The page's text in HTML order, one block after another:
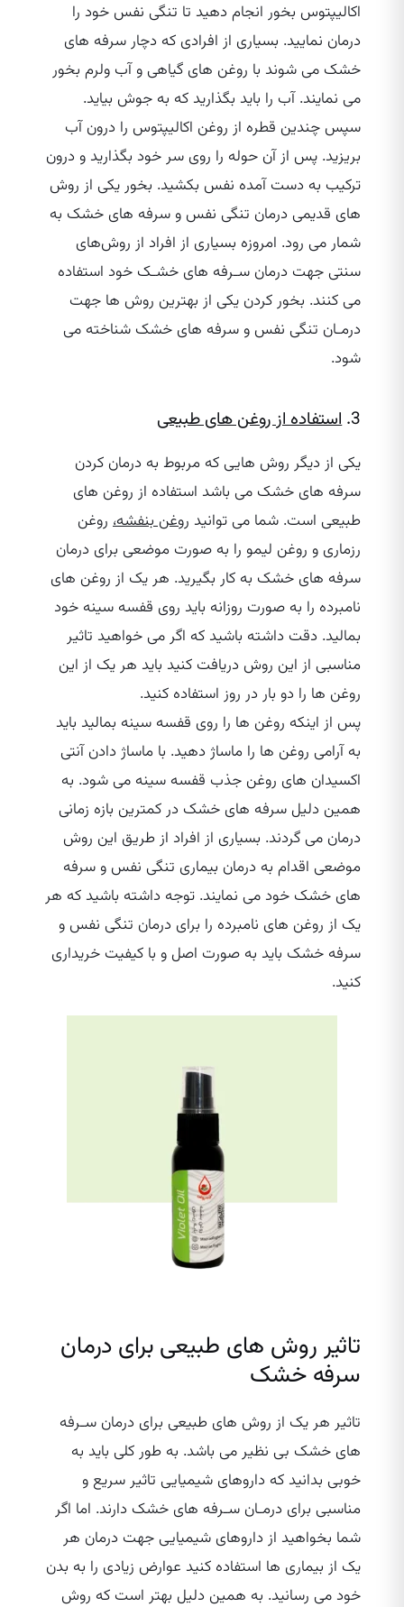
اکالیپتوس بخور انجام دهید تا تنگی نفس خود را
درمان نمایید. بسیاری از افرادی که دچار سرفه های
خشک می ‌شوند با روغن های گیاهی و آب ولرم بخور
می نمایند. آب را باید بگذارید که به جوش بیاید.
سپس چندین قطره از روغن اکالیپتوس را درون آب
بریزید. پس از آن حوله را روی سر خود بگذارید و درون
ترکیب به دست آمده نفس بکشید. بخور یکی از روش
های قدیمی درمان تنگی نفس و سرفه های خشک به
شمار می‌ رود. امروزه بسیاری از افراد از روش‌های
سنتی جهت درمان سـرفه های خشـک خود استفاده
می‌ کنند. بخور کردن یکی از بهترین روش‌ ها جهت
درمـان تنگی نفس و سرفه های خشک شناخته می‌
شود.
3. استفاده از روغن های طبیعی
یکی از دیگر روش هایی که مربوط به درمان کردن
سرفه های خشک می باشد استفاده از روغن های
طبیعی است. شما می توانید روغن بنفشه، روغن
رزماری و روغن لیمو را به صورت موضعی برای درمان
سرفه های خشک به کار بگیرید. هر یک از روغن های
نامبرده را به صورت روزانه باید روی قفسه سینه خود
بمالید. دقت داشته باشید که اگر می‌ خواهید تاثیر
مناسبی از این روش دریافت کنید باید هر یک از این
روغن ها را دو بار در روز استفاده کنید.
پس از اینکه روغن ها را روی قفسه سینه بمالید باید
به آرامی روغن ها را ماساژ دهید. با ماساژ دادن آنتی
اکسیدان های روغن جذب قفسه سینه می شود. به
همین دلیل سرفه های خشک در کمترین بازه زمانی
درمان می گردند. بسیاری از افراد از طریق این روش
موضعی اقدام به درمان بیماری تنگی نفس و سرفه
های خشک خود می نمایند. توجه داشته باشید که هر
یک از روغن ‌های نامبرده را برای درمان تنگی نفس و
سرفه خشک باید به صورت اصل و با کیفیت خریداری
کنید.
تاثیر روش های طبیعی برای درمان
سرفه خشک
تاثیر هر یک از روش های طبیعی برای درمان سـرفه
های خشک بی نظیر می باشد. به طور کلی باید به
خوبی بدانید که داروهای شیمیایی تاثیر سریع و
مناسبی برای درمـان سـرفه های خشک دارند. اما اگر
شما بخواهید از داروهای شیمیایی جهت درمان هر
یک از بیماری ها استفاده کنید عوارض زیادی را به بدن
خود می رسانید. به همین دلیل بهتر است که روش